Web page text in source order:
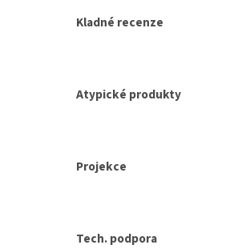
Kladné recenze
Atypické produkty
Projekce
Tech. podpora